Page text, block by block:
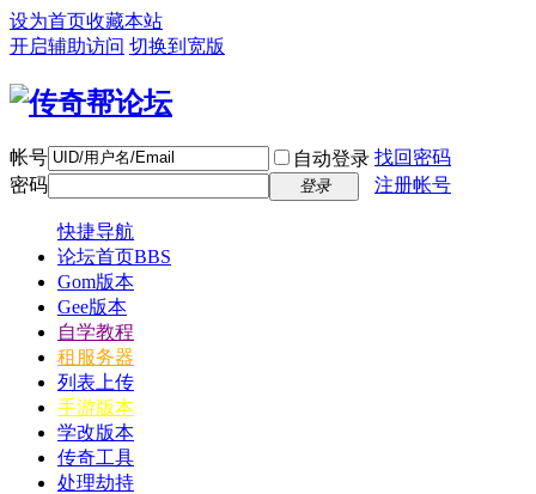
设为首页收藏本站
开启辅助访问 切换到宽版
帐号 自动登录 找回密码
密码
登录 注册帐号
快捷导航
论坛首页BBS
Gom版本
Gee版本
自学教程
租服务器
列表上传
手游版本
学改版本
传奇工具
处理劫持